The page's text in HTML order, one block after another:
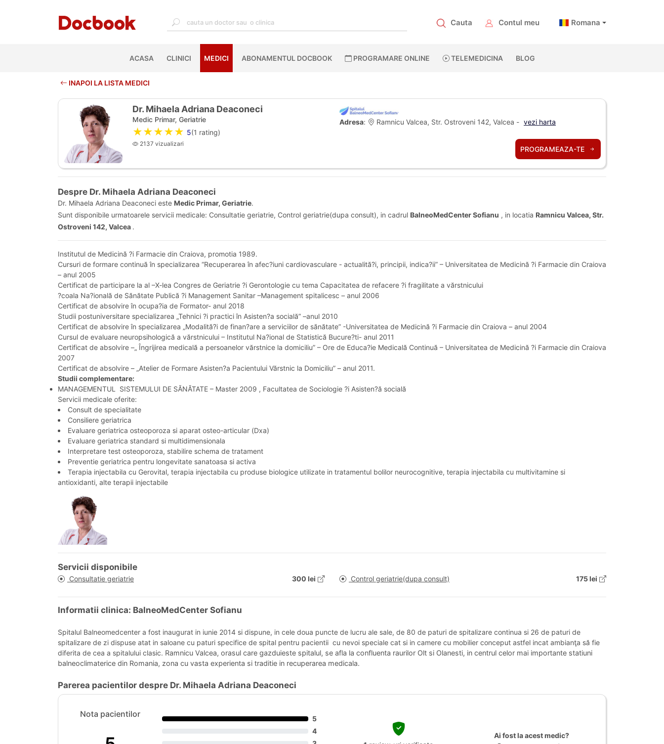
Cauta Contul meu Romana
ACASA(CURRENT)
CLINICI MEDICI ABONAMENTUL DOCBOOK PROGRAMARE ONLINE TELEMEDICINA BLOG
INAPOI LA LISTA MEDICI
Dr. Mihaela Adriana Deaconeci
Medic Primar, Geriatrie
★★★★★ 5(1 rating)
2137 vizualizari
Adresa: Ramnicu Valcea, Str. Ostroveni 142, Valcea - vezi harta
PROGRAMEAZA-TE
Despre Dr. Mihaela Adriana Deaconeci
Dr. Mihaela Adriana Deaconeci este Medic Primar, Geriatrie.
Sunt disponibile urmatoarele servicii medicale: Consultatie geriatrie, Control geriatrie(dupa consult), in cadrul BalneoMedCenter Sofianu , in locatia Ramnicu Valcea, Str.
Ostroveni 142, Valcea .
Institutul de Medicină ?i Farmacie din Craiova, promotia 1989.
Cursuri de formare continuă în specializarea “Recuperarea în afec?iuni cardiovasculare - actualită?i, principii, indica?ii” – Universitatea de Medicină ?i Farmacie din Craiova
– anul 2005
Certificat de participare la al –X-lea Congres de Geriatrie ?i Gerontologie cu tema Capacitatea de refacere ?i fragilitate a vărstnicului
?coala Na?ională de Sănătate Publică ?i Management Sanitar –Management spitalicesc – anul 2006
Certificat de absolvire în ocupa?ia de Formator- anul 2018
Studii postuniversitare specializarea „Tehnici ?i practici în Asisten?a socială” –anul 2010
Certificat de absolvire în specializarea „Modalită?i de finan?are a serviciilor de sănătate” -Universitatea de Medicină ?i Farmacie din Craiova – anul 2004
Cursul de evaluare neuropsihologică a vărstnicului – Institutul Na?ional de Statistică Bucure?ti- anul 2011
Certificat de absolvire –„ Îngrijirea medicală a persoanelor vărstnice la domiciliu” – Ore de Educa?ie Medicală Continuă – Universitatea de Medicină ?i Farmacie din Craiova
2007
Certificat de absolvire – „Atelier de Formare Asisten?a Pacientului Vărstnic la Domiciliu” – anul 2011.
Studii complementare:
MANAGEMENTUL SISTEMULUI DE SĂNĂTATE – Master 2009 , Facultatea de Sociologie ?i Asisten?ă socială
Servicii medicale oferite:
Consult de specialitate
Consiliere geriatrica
Evaluare geriatrica osteoporoza si aparat osteo-articular (Dxa)
Evaluare geriatrica standard si multidimensionala
Interpretare test osteoporoza, stabilire schema de tratament
Preventie geriatrica pentru longevitate sanatoasa si activa
Terapia injectabila cu Gerovital, terapia injectabila cu produse biologice utilizate in tratamentul bolilor neurocognitive, terapia injectabila cu multivitamine si
antioxidanti, alte terapii injectabile
Servicii disponibile
Consultatie geriatrie 300 lei Control geriatrie(dupa consult) 175 lei
Informatii clinica: BalneoMedCenter Sofianu
Spitalul Balneomedcenter a fost inaugurat in iunie 2014 si dispune, in cele doua puncte de lucru ale sale, de 80 de paturi de spitalizare continua si 26 de paturi de
spitalizare de zi dispuse atat in saloane cu paturi specifice de spital pentru pacientii cu nevoi speciale cat si in camere cu mobilier conceput astfel incat ambianţa să fie
diferita de cea a spitalului clasic. Ramnicu Valcea, orasul care gazduieste spitalul, se afla la confluenta raurilor Olt si Olanesti, in centrul celor mai importante statiuni
balneoclimaterice din Romania, zona cu vasta experienta si traditie in recuperarea medicala.
Parerea pacientilor despre Dr. Mihaela Adriana Deaconeci
Nota pacientilor
5
4
Ai fost la acest medic?